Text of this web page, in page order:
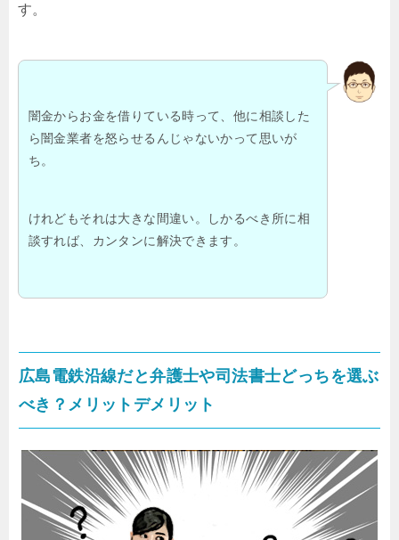
す。
闇金からお金を借りている時って、他に相談した
ら闇金業者を怒らせるんじゃないかって思いが
ち。
けれどもそれは大きな間違い。しかるべき所に相
談すれば、カンタンに解決できます。
広島電鉄沿線だと弁護士や司法書士どっちを選ぶ
べき？メリットデメリット